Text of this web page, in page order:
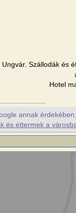
Szállodák és
Hotel
annak
és éttermek a